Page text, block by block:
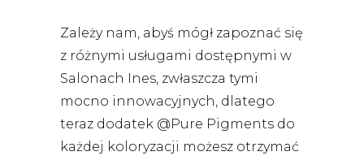
Zależy nam, abyś mógł zapoznać się
z różnymi usługami dostępnymi w
Salonach Ines, zwłaszcza tymi
mocno innowacyjnych, dlatego
teraz dodatek @Pure Pigments do
każdej koloryzacji możesz otrzymać